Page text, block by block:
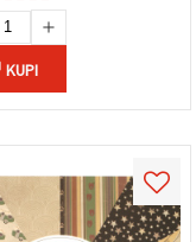
KUPI